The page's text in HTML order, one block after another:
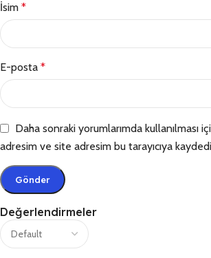
Değerlendirmeler
İsim *
E-posta *
Daha sonraki yorumlarımda kullanılması
adresim ve site adresim bu tarayıcıya